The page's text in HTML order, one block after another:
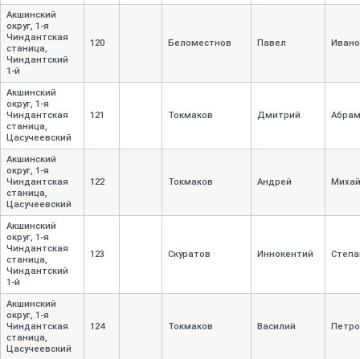
Акшинский
округ, 1-я
Чиндантская
станица,
Чиндантский
1-й
120 Беломестнов Павел
Акшинский
округ, 1-я
Чиндантская
станица,
Цасучеевский
121 Токмаков Дмитрий
Акшинский
округ, 1-я
Чиндантская
станица,
Цасучеевский
122 Токмаков Андрей
Акшинский
округ, 1-я
Чиндантская
станица,
Чиндантский
1-й
123 Скуратов Иннокентий
Акшинский
округ, 1-я
Чиндантская
станица,
Цасучеевский
124 Токмаков Василий